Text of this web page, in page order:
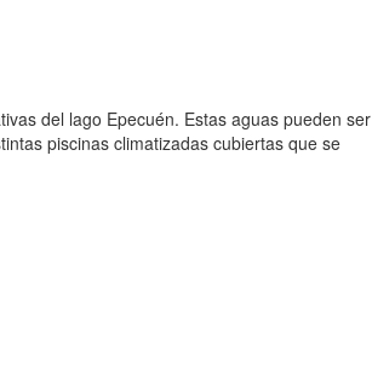
del lago Epecuén. Estas aguas pueden ser
piscinas climatizadas cubiertas que se